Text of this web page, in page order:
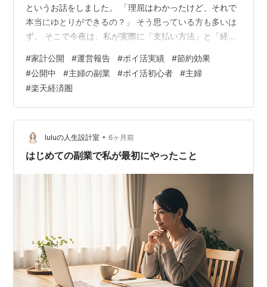
というお話をしました。 「理屈はわかったけど、それで
本当にゆとりができるの？」 そう思っている方も多いは
ず。 そこで今夜は、私が実際に「支払い方法」と「経由
利益（ポイント＋節約額）を得たのか、そのリアルな数
字を公開しちゃいます！ 1. 先月の「ポイ活＆仕組み化」
実績発表 まずは、細かい内訳からお見せしますね。（※
金額はわかりやすく概算にしています） クレジットカー
ド決済の還元：約1,500円分 （食費・日用品・光熱費を
すべて1枚のカードに集…
#家計公開 #運営報告 #ポイ活実績 #節約効果
#公開中 #主婦の副業 #ポイ活初心者 #主婦
#楽天経済圏
luluの人生設計室 • 6ヶ月前
はじめての副業で私が最初にやったこと